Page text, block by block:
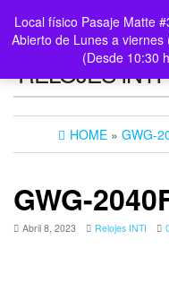
Local físico Pasaje Matte
Abierto de Lunes a
(Desde 10:30
LOGIN /
REGISTER
RELOJES INTI
HOME » GWG-
GWG-
Abril 8, 2023 Relojes INTI